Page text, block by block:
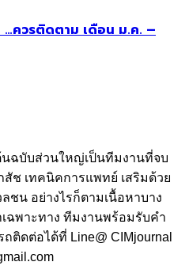
ควรติดตาม เดือน ม.ค. –
นฉบับส่วนใหญ่เป็นทีมงานที่จบ
ช เทคนิคการแพทย์ เสริมด้วย
ชน อย่างไรก็ตามเนื้อหาบาง
ฉพาะทาง ทีมงานพร้อมรับคำ
ติดต่อได้ที่ Line@ CIMjournal